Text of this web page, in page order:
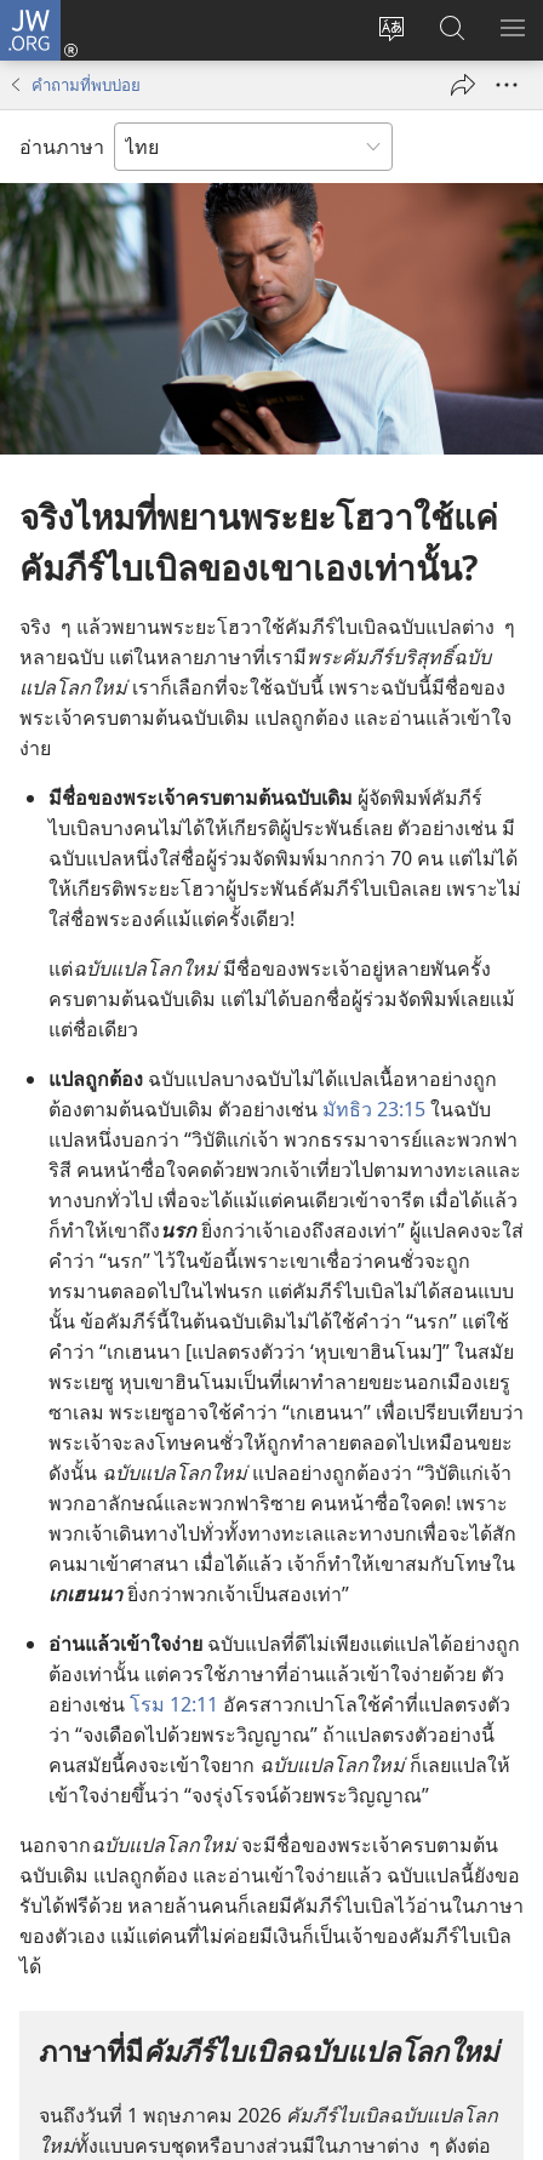
JW.ORG
เปลี่ยน
เข้า
(เปิด
ใหม่)
ค้นหา
ใน
JW.ORG
แส
คำถามที่พบบ่อย
อ่านภาษา
จริง​ไหม​ที่​พยาน​พระ​ยะโฮวา​ใช้​แค่​
คัมภีร์​ไบเบิล​ของ​เขา​เอง​เท่า​นั้น?
จริง ๆ แล้ว​พยาน​พระ​ยะโฮวา​ใช้​คัมภีร์​ไบเบิล​ฉบับ​แปล​ต่าง ๆ
หลาย​ฉบับ แต่​ใน​หลาย​ภาษา​ที่​เรา​มี​พระ​คัมภีร์​บริสุทธิ์​ฉบับ​
แปล​โลก​ใหม่เรา​ก็​เลือก​ที่​จะ​ใช้​ฉบับ​นี้ เพราะ​ฉบับ​นี้​มี​ชื่อ​ของ​
พระเจ้า​ครบ​ตาม​ต้น​ฉบับ​เดิม แปล​ถูก​ต้อง และ​อ่าน​แล้ว​เข้าใจ​
ง่าย
มี​ชื่อ​ของ​พระเจ้า​ครบ​ตาม​ต้น​ฉบับ​เดิม ผู้​จัด​พิมพ์​คัมภีร์​
ไบเบิล​บาง​คน​ไม่​ได้​ให้​เกียรติ​ผู้​ประพันธ์​เลย ตัว​อย่าง​เช่น มี​
ฉบับ​แปล​หนึ่ง​ใส่​ชื่อ​ผู้​ร่วม​จัด​พิมพ์​มาก​กว่า 70 คน แต่​ไม่​ได้​
ให้​เกียรติ​พระ​ยะโฮวา​ผู้​ประพันธ์​คัมภีร์​ไบเบิล​เลย เพราะ​ไม่​
ใส่​ชื่อ​พระองค์​แม้​แต่​ครั้ง​เดียว!
แต่​ฉบับ​แปล​โลก​ใหม่มี​ชื่อ​ของ​พระเจ้า​อยู่​หลาย​พัน​ครั้ง​
ครบ​ตาม​ต้น​ฉบับ​เดิม แต่​ไม่​ได้​บอก​ชื่อ​ผู้​ร่วม​จัด​พิมพ์​เลย​แม้​
แต่​ชื่อ​เดียว
แปล​ถูก​ต้อง ฉบับ​แปล​บาง​ฉบับ​ไม่​ได้​แปล​เนื้อหา​อย่าง​ถูก​
ต้อง​ตาม​ต้น​ฉบับ​เดิม ตัว​อย่าง​เช่น มัทธิว 23:15ใน​ฉบับ​
แปล​หนึ่ง​บอก​ว่า “วิบัติ​แก่​เจ้า พวก​ธรรมาจารย์​และ​พวก​ฟา
ริสี คน​หน้า​ซื่อ​ใจ​คด​ด้วย​พวก​เจ้า​เที่ยว​ไป​ตาม​ทาง​ทะเล​และ​
ทาง​บก​ทั่ว​ไป เพื่อ​จะ​ได้​แม้​แต่​คน​เดียว​เข้า​จารีต เมื่อ​ได้​แล้ว​
ก็​ทำ​ให้​เขา​ถึง​นรกยิ่ง​กว่า​เจ้า​เอง​ถึง​สอง​เท่า” ผู้​แปล​คง​จะ​ใส่​
คำ​ว่า “นรก” ไว้​ใน​ข้อ​นี้​เพราะ​เขา​เชื่อ​ว่า​คน​ชั่ว​จะ​ถูก​
ทรมาน​ตลอด​ไป​ใน​ไฟ​นรก แต่​คัมภีร์​ไบเบิล​ไม่​ได้​สอน​แบบ​
นั้น ข้อ​คัมภีร์​นี้​ใน​ต้น​ฉบับ​เดิม​ไม่​ได้​ใช้​คำ​ว่า “นรก” แต่​ใช้​
คำ​ว่า “เกเฮนนา [แปล​ตรง​ตัว​ว่า ‘หุบเขา​ฮินโนม’]” ใน​สมัย​
พระ​เยซู หุบเขา​ฮินโนม​เป็น​ที่​เผา​ทำลาย​ขยะ​นอก​เมือง​เยรู
ซาเลม พระ​เยซู​อาจ​ใช้​คำ​ว่า “เกเฮนนา” เพื่อ​เปรียบ​เทียบ​ว่า​
พระเจ้า​จะ​ลง​โทษ​คน​ชั่ว​ให้​ถูก​ทำลาย​ตลอด​ไป​เหมือน​ขยะ
ดัง​นั้น ฉบับ​แปล​โลก​ใหม่แปล​อย่าง​ถูก​ต้อง​ว่า “วิบัติ​แก่​เจ้า
พวก​อาลักษณ์​และ​พวก​ฟาริซาย คน​หน้า​ซื่อ​ใจ​คด! เพราะ​
พวก​เจ้า​เดิน​ทาง​ไป​ทั่ว​ทั้ง​ทาง​ทะเล​และ​ทาง​บก​เพื่อ​จะ​ได้​สัก​
คน​มา​เข้า​ศาสนา เมื่อ​ได้​แล้ว เจ้า​ก็​ทำ​ให้​เขา​สม​กับ​โทษ​ใน​
เกเฮนนายิ่ง​กว่า​พวก​เจ้า​เป็น​สอง​เท่า”
อ่าน​แล้ว​เข้าใจ​ง่าย ฉบับ​แปล​ที่​ดี​ไม่​เพียง​แต่​แปล​ได้​อย่าง​ถูก​
ต้อง​เท่า​นั้น แต่​ควร​ใช้​ภาษา​ที่​อ่าน​แล้ว​เข้าใจ​ง่าย​ด้วย ตัว​
อย่าง​เช่นโรม 12:11 อัครสาวก​เปาโล​ใช้​คำ​ที่​แปล​ตรง​ตัว​
ว่า “จง​เดือด​ไป​ด้วย​พระ​วิญญาณ” ถ้า​แปล​ตรง​ตัว​อย่าง​นี้
คน​สมัย​นี้​คง​จะ​เข้าใจ​ยาก ฉบับ​แปล​โลก​ใหม่ก็​เลย​แปล​ให้​
เข้าใจ​ง่าย​ขึ้น​ว่า “จง​รุ่ง​โรจน์​ด้วย​พระ​วิญญาณ”
นอก​จาก​ฉบับ​แปล​โลก​ใหม่จะ​มี​ชื่อ​ของ​พระเจ้า​ครบ​ตาม​ต้น​
ฉบับ​เดิม แปล​ถูก​ต้อง และ​อ่าน​เข้าใจ​ง่าย​แล้ว ฉบับ​แปล​นี้​ยัง​ขอ​
รับ​ได้​ฟรี​ด้วย หลาย​ล้าน​คน​ก็​เลย​มี​คัมภีร์​ไบเบิล​ไว้​อ่าน​ใน​ภาษา​
ของ​ตัว​เอง แม้​แต่​คน​ที่​ไม่​ค่อย​มี​เงิน​ก็​เป็น​เจ้าของ​คัมภีร์​ไบเบิล​
ได้
ภาษา​ที่​มี​คัมภีร์​ไบเบิล​ฉบับ​แปล​โลก​ใหม่
จน​ถึง​วัน​ที่ 1 พฤษภาคม 2026 คัมภีร์​ไบเบิลฉบับ​แปล​โลก​
ใหม่ทั้ง​แบบ​ครบ​ชุด​หรือ​บาง​ส่วน​มี​ใน​ภาษา​ต่าง ๆ ดัง​ต่อ​